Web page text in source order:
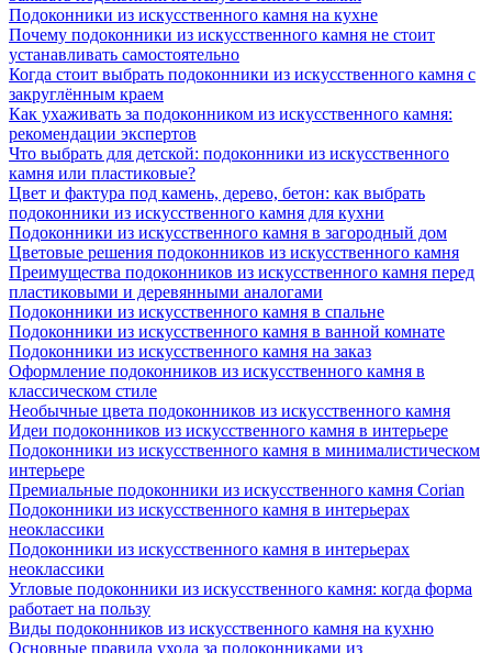
Подоконники из искусственного камня на кухне
Почему подоконники из искусственного камня не стоит
устанавливать самостоятельно
Когда стоит выбрать подоконники из искусственного камня с
закруглённым краем
Как ухаживать за подоконником из искусственного камня:
рекомендации экспертов
Что выбрать для детской: подоконники из искусственного
камня или пластиковые?
Цвет и фактура под камень, дерево, бетон: как выбрать
подоконники из искусственного камня для кухни
Подоконники из искусственного камня в загородный дом
Цветовые решения подоконников из искусственного камня
Преимущества подоконников из искусственного камня перед
пластиковыми и деревянными аналогами
Подоконники из искусственного камня в спальне
Подоконники из искусственного камня в ванной комнате
Подоконники из искусственного камня на заказ
Оформление подоконников из искусственного камня в
классическом стиле
Необычные цвета подоконников из искусственного камня
Идеи подоконников из искусственного камня в интерьере
Подоконники из искусственного камня в минималистическом
интерьере
Премиальные подоконники из искусственного камня Corian
Подоконники из искусственного камня в интерьерах
неоклассики
Подоконники из искусственного камня в интерьерах
неоклассики
Угловые подоконники из искусственного камня: когда форма
работает на пользу
Виды подоконников из искусственного камня на кухню
Основные правила ухода за подоконниками из